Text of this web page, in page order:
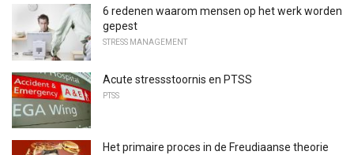
6 redenen waarom mensen op het werk worden
gepest
STRESS MANAGEMENT
Acute stressstoornis en PTSS
PTSS
Het primaire proces in de Freudiaanse theorie